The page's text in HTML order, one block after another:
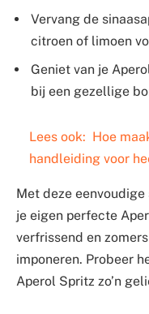
Vervang de
citroen of limoen
Geniet van je
bij een gezellige
Lees ook: Hoe
handleiding voor
Met deze
je eigen perfecte
verfrissend en
imponeren. Probeer
Aperol Spritz zo’n